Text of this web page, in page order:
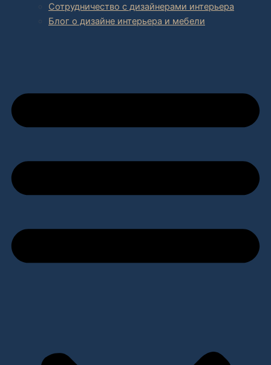
Сотрудничество с дизайнерами интерьера
Блог о дизайне интерьера и мебели